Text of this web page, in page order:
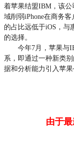
着苹果结盟IBM，该
域削弱iPhone在商务
的占比远低于iOS，与
的选择。
今年7月，苹果与
系，即通过一种新类
据和分析能力引入苹果
由于最新查
下载